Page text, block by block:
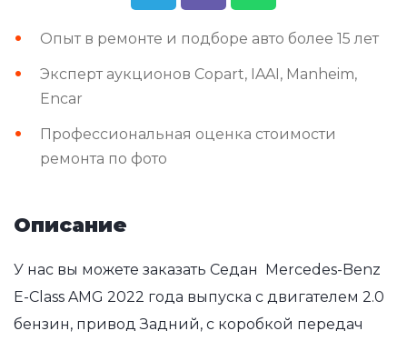
Опыт в ремонте и подборе авто более 15 лет
Эксперт аукционов Copart, IAAI, Manheim,
Encar
Профессиональная оценка стоимости
ремонта по фото
Описание
У нас вы можете заказать Седан Mercedes-Benz
E-Class AMG 2022 года выпуска с двигателем 2.0
бензин, привод Задний, с коробкой передач